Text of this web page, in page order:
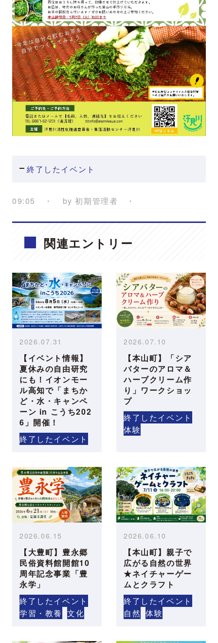
終了したイベント
by初期管理者
09:05
関連エントリー
【イベント情報】
夏休みの自由研究
にも！イオンモー
ル高知で「まちか
ど・水・キャンペ
ーン in こうち202
6」開催！
2026.07.31
終了したイベント
【本山町】「シア
バターのアロマ＆
ハーブクリーム作
り」ワークショッ
プ
2026.07.10
終了したイベント
体験
【大豊町】豊永郷
民俗資料館開館10
周年記念事業「豊
永学」
2026.06.15
終了したイベント
学習・教養 文化
【本山町】親子で
広がる自然の世界
★ネイチャーゲー
ムとクラフト
2026.06.10
終了したイベント
自然 体験